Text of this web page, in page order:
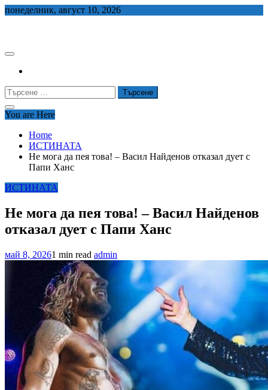
Skip
понеделник, август 10, 2026
Търсене
за:
You are Here
Home
ИСТИНАТА
Не мога да пея това! – Васил Найденов отказал дует с
Папи Ханс
ИСТИНАТА
Не мога да пея това! – Васил Найденов
отказал дует с Папи Ханс
май 8, 20261 min read admin